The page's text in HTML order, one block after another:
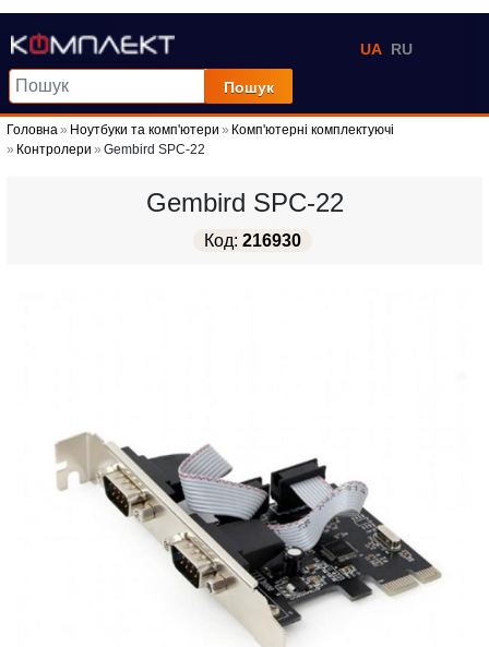
UA RU
Пошук
Головна Ноутбуки та комп'ютери
Комп'ютерні комплектуючі
Контролери
Gembird SPC-22
Gembird SPC-22
Код: 216930